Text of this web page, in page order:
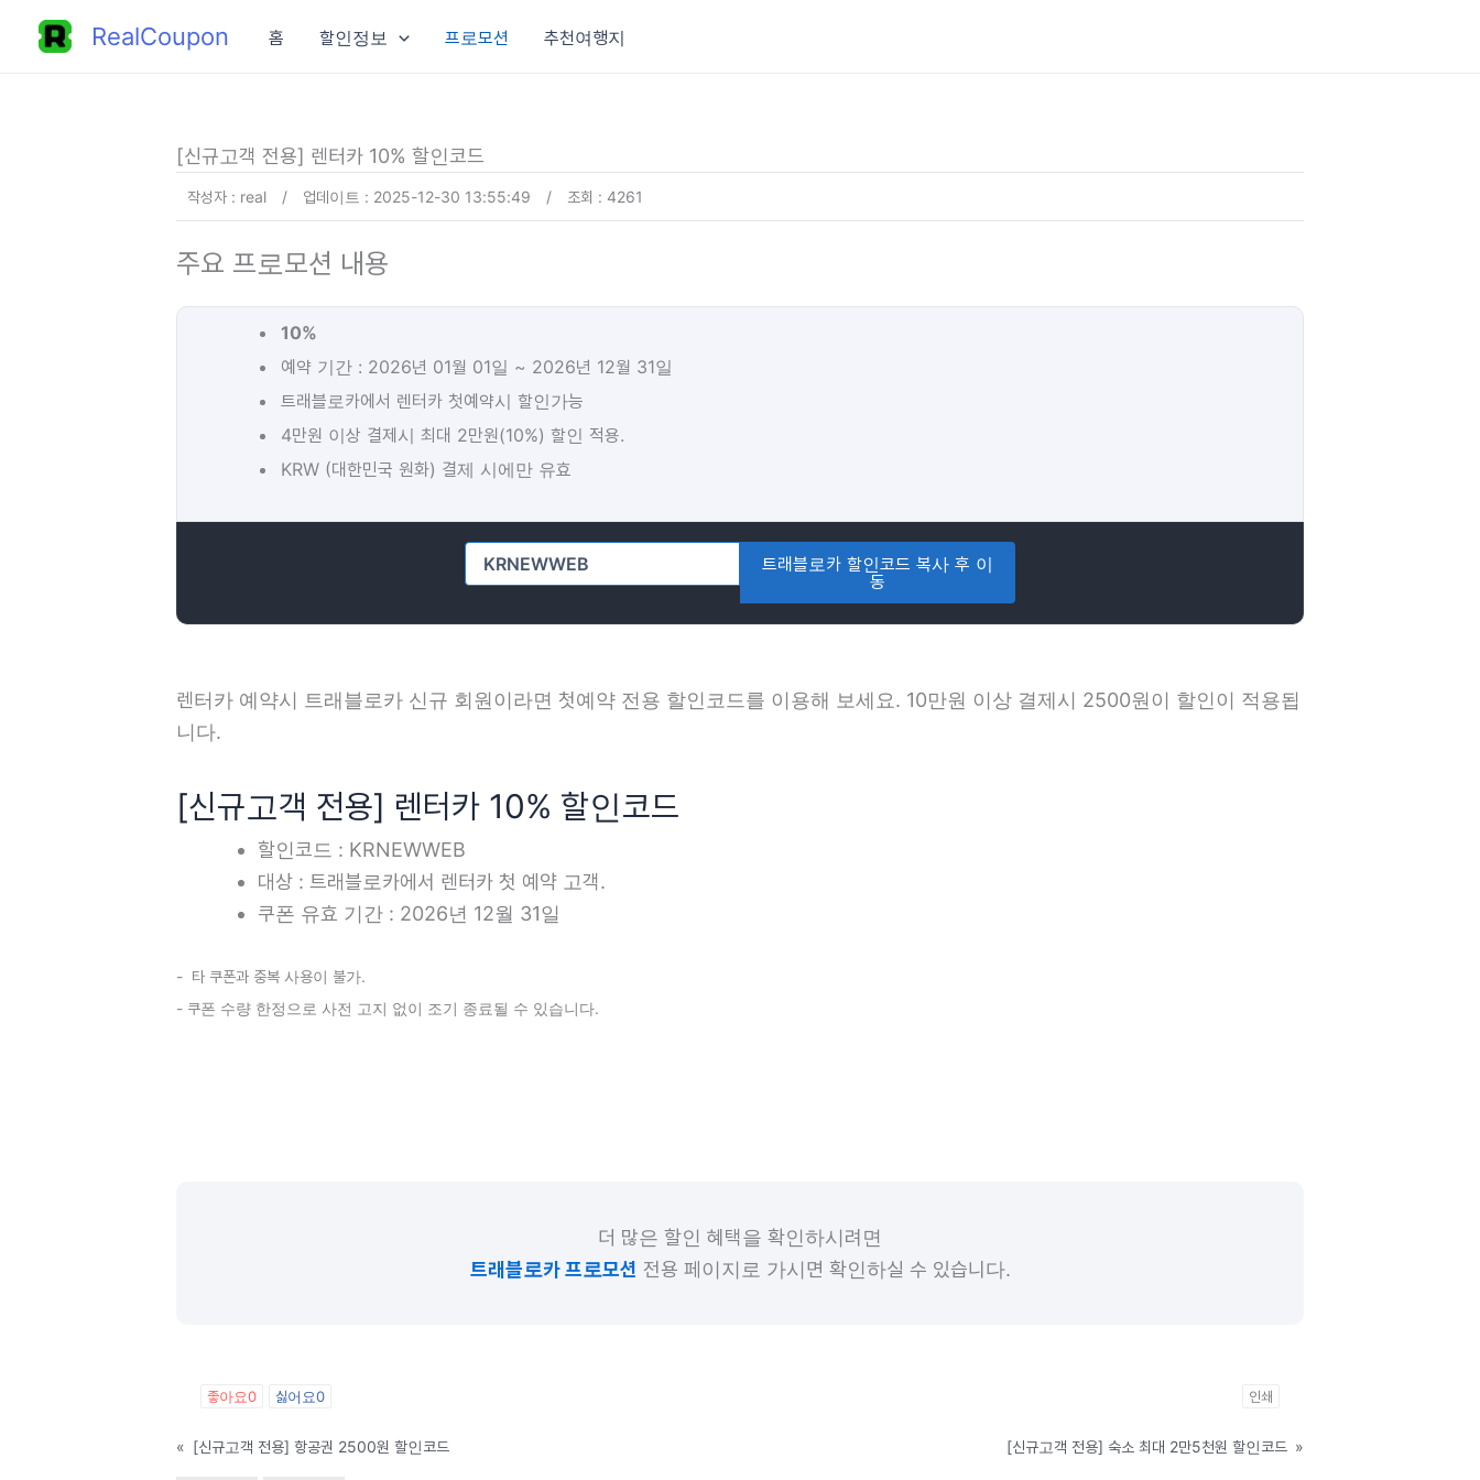
RealCoupon 홈 할인정보 프로모션 추천여행지
[신규고객 전용] 렌터카 10% 할인코드
작성자 : real / 업데이트 : 2025-12-30 13:55:49 / 조회 : 4261
주요 프로모션 내용
10%
예약 기간 : 2026년 01월 01일 ~ 2026년 12월 31일
트래블로카에서 렌터카 첫예약시 할인가능
4만원 이상 결제시 최대 2만원(10%) 할인 적용.
KRW (대한민국 원화) 결제 시에만 유효
트래블로카 할인코드 복사 후 이
동
렌터카 예약시 트래블로카 신규 회원이라면 첫예약 전용 할인코드를 이용해 보세요. 10만원 이상 결제시 2500원이 할인이 적용됩
니다.
[신규고객 전용] 렌터카 10% 할인코드
할인코드 : KRNEWWEB
대상 : 트래블로카에서 렌터카 첫 예약 고객.
쿠폰 유효 기간 : 2026년 12월 31일
- 타 쿠폰과 중복 사용이 불가.
- 쿠폰 수량 한정으로 사전 고지 없이 조기 종료될 수 있습니다.
더 많은 할인 혜택을 확인하시려면
트래블로카 프로모션 전용 페이지로 가시면 확인하실 수 있습니다.
좋아요0 싫어요0 인쇄
« [신규고객 전용] 항공권 2500원 할인코드 [신규고객 전용] 숙소 최대 2만5천원 할인코드 »